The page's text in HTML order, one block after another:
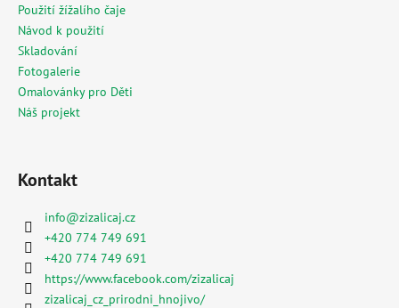
Použití žížalího čaje
Návod k použití
Skladování
Fotogalerie
Omalovánky pro Děti
Náš projekt
Kontakt
info@zizalicaj.cz
+420 774 749 691
+420 774 749 691
https://www.facebook.com/zizalicaj
zizalicaj_cz_prirodni_hnojivo/